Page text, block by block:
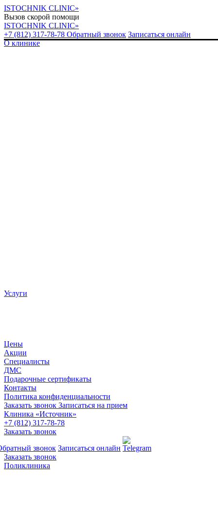
ISTOCHNIK CLINIC»
Вызов скорой помощи
ISTOCHNIK CLINIC»
+7 (812) 317-78-78 Обратный звонок Записаться онлайн
О клинике
Услуги
Цены
Акции
Специалисты
ДМС
Подарочные сертификаты
Контакты
Политика конфиденциальности
Заказать звонок Записаться на прием
Клиника «Источник»
+7 (812) 317-78-78
Заказать звонок
звонок Записаться онлайн
Заказать звонок
Поликлиника